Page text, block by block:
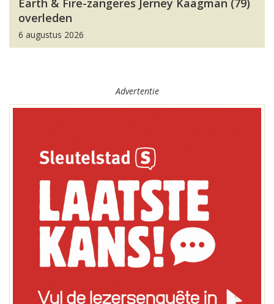
Earth & Fire-zangeres Jerney Kaagman (79)
overleden
6 augustus 2026
Advertentie